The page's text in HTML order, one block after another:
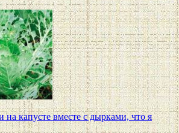
на капусте вместе с дырками, что я